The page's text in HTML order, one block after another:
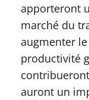
apporteront
marché du
augmenter
productivité
auront un